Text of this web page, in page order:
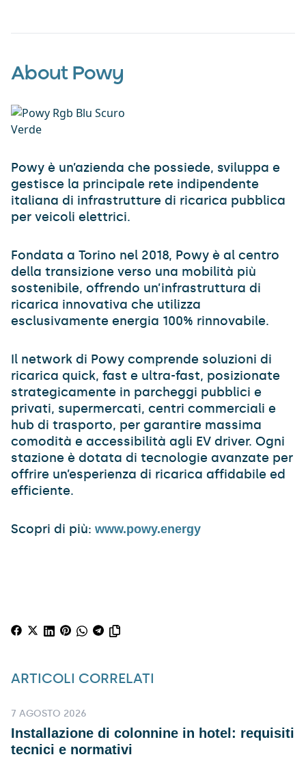
About Powy
Powy è un’azienda che possiede, sviluppa e
gestisce la principale rete indipendente
italiana di infrastrutture di ricarica pubblica
per veicoli elettrici.
Fondata a Torino nel 2018, Powy è al centro
della transizione verso una mobilità più
sostenibile, offrendo un’infrastruttura di
ricarica innovativa che utilizza
esclusivamente energia 100% rinnovabile.
Il network di Powy comprende soluzioni di
ricarica quick, fast e ultra-fast, posizionate
strategicamente in parcheggi pubblici e
privati, supermercati, centri commerciali e
hub di trasporto, per garantire massima
comodità e accessibilità agli EV driver. Ogni
stazione è dotata di tecnologie avanzate per
offrire un’esperienza di ricarica affidabile ed
efficiente.
Scopri di più: www.powy.energy
ARTICOLI CORRELATI
7 AGOSTO 2026
Installazione di colonnine in hotel: requisiti
tecnici e normativi